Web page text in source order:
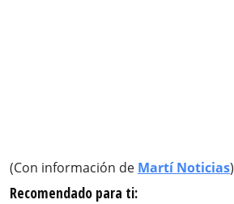
(Con información de Martí Noticias)
Recomendado para ti: